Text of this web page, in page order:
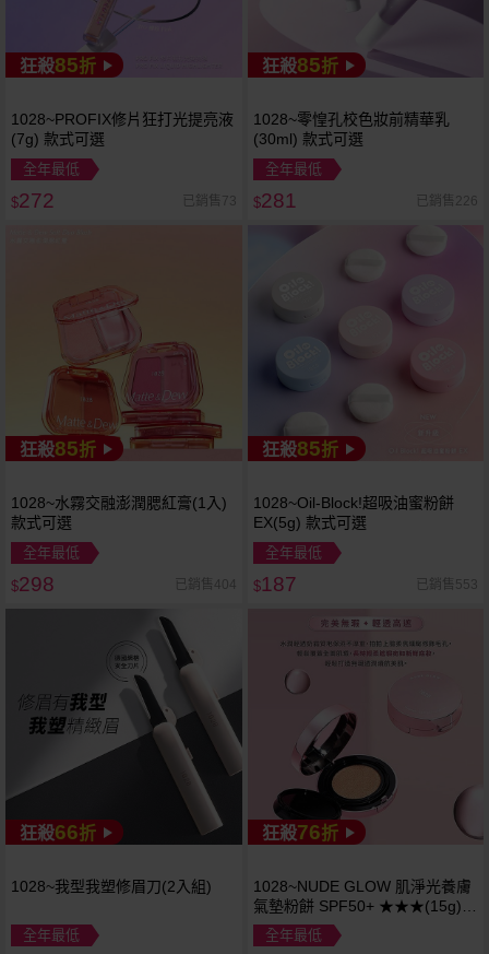
狂殺85折
1028~PROFIX修片狂打光提亮液
(7g) 款式可選
全年最低
$272 已銷售73
狂殺85折
1028~零惶孔校色妝前精華乳
(30ml) 款式可選
全年最低
$281 已銷售226
狂殺85折
1028~水霧交融澎潤腮紅膏(1入)
款式可選
全年最低
$298 已銷售404
狂殺85折
1028~Oil-Block!超吸油蜜粉餅
EX(5g) 款式可選
全年最低
$187 已銷售553
狂殺66折
1028~我型我塑修眉刀(2入組)
全年最低
狂殺76折
1028~NUDE GLOW 肌淨光養膚
氣墊粉餅 SPF50+ ★★★(15g)
款式可選
全年最低